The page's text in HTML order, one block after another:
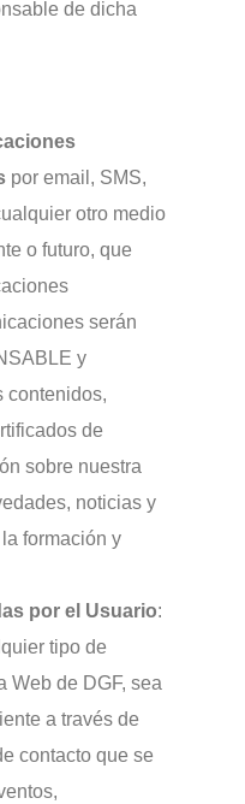
de dicha
por email, SMS,
otro medio
o futuro, que
serán
y
contenidos,
de
sobre nuestra
noticias y
formación y
por el Usuario:
tipo de
Web de DGF, sea
a través de
contacto que se